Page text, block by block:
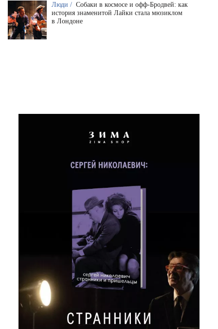
Люди / Собаки в космосе и офф-Бродвей: как
история знаменитой Лайки стала мюзиклом
в Лондоне